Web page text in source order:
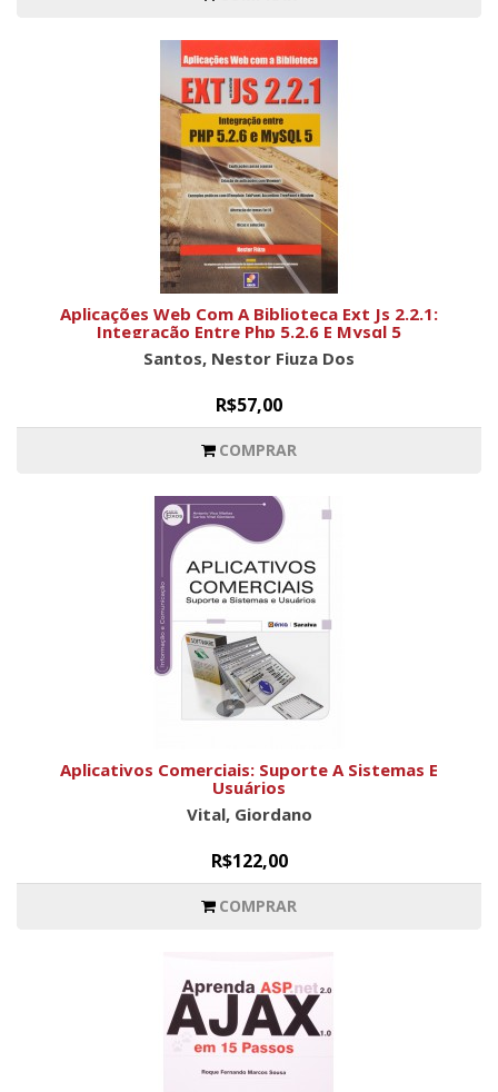
Aplicações Web Com A Biblioteca Ext Js 2.2.1:
Integração Entre Php 5.2.6 E Mysql 5
Santos, Nestor Fiuza Dos
R$57,00
COMPRAR
Aplicativos Comerciais: Suporte A Sistemas E
Usuários
Vital, Giordano
R$122,00
COMPRAR